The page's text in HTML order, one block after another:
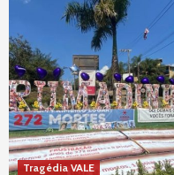
Tragédia VALE